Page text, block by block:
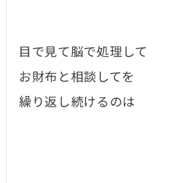
目で見て脳で処理して
お財布と相談してを
繰り返し続けるのは